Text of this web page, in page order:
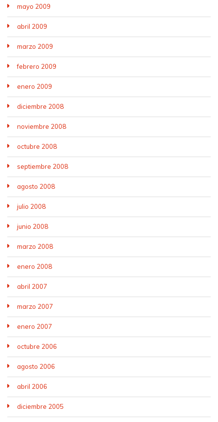
mayo 2009
abril 2009
marzo 2009
febrero 2009
enero 2009
diciembre 2008
noviembre 2008
octubre 2008
septiembre 2008
agosto 2008
julio 2008
junio 2008
marzo 2008
enero 2008
abril 2007
marzo 2007
enero 2007
octubre 2006
agosto 2006
abril 2006
diciembre 2005